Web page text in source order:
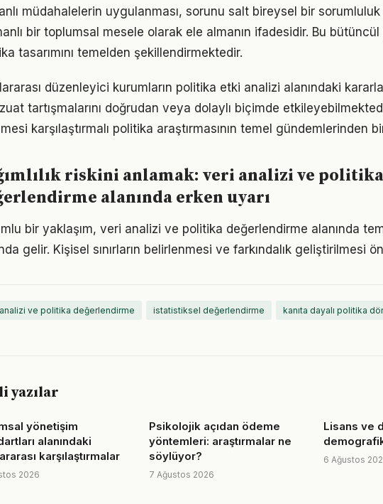
müdahalelerin uygulanması, sorunu salt bireysel bir
bir toplumsal mesele olarak ele almanın ifadesidir. Bu
tasarımını temelden şekillendirmektedir.
düzenleyici kurumların politika etki analizi alanındaki
tartışmalarını doğrudan veya dolaylı biçimde
karşılaştırmalı politika araştırmasının temel gündemlerinden
riskini anlamak: veri analizi ve politika
alanında erken uyarı
bir yaklaşım, veri analizi ve politika değerlendirme alanında
gelir. Kişisel sınırların belirlenmesi ve farkındalık geliştirilmesi
ve politika değerlendirme istatistiksel değerlendirme kanıta dayalı politika
yazılar
yönetişim
alanındaki
karşılaştırmalar
2026
Psikolojik açıdan ödeme
yöntemleri: araştırmalar ne
söylüyor?
7 Ağustos 2026
Lisans ve
6 Ağustos